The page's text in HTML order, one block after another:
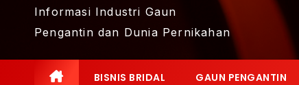
Informasi Industri Gaun
Pengantin dan Dunia Pernikahan
BISNIS BRIDAL GAUN PENGANTIN